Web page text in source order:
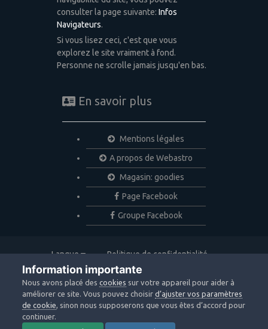
consulter la page suivante: Infos
Navigateurs.
Si vous lisez ceci, c'est que vous
explorez le site vraiment à fond.
Personne ne scrolle jamais jusqu'en bas.
En savoir plus
Mentions légales
A propos de Webastro
Magasin: goodies
Page Facebook
Groupe Facebook
Langue
Politique de confidentialité
Nous contacter
Copyright © 2020 Webastro
Powered by Invision Community
Information importante
Nous avons placé descookies sur votre appareil pour aider à
améliorer ce site. Vous pouvez choisird’ajuster vos paramètres
de cookie, sinon nous supposerons que vous êtes d’accord pour
continuer.